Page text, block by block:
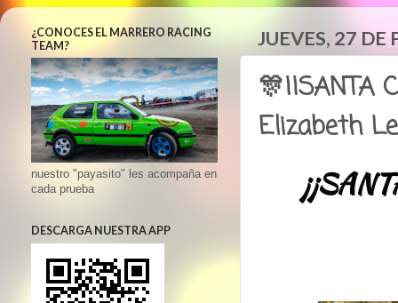
JUEVES, 27 DE
🎊¡¡SANTA
Elizabeth
¿CONOCES EL MARRERO RACING
TEAM?
nuestro "payasito" les acompaña en
cada prueba
DESCARGA NUESTRA APP